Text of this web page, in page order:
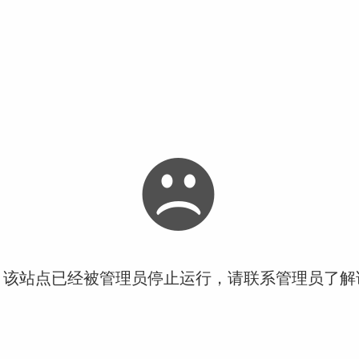
站点已经被管理员停止运行，请联系管理员了